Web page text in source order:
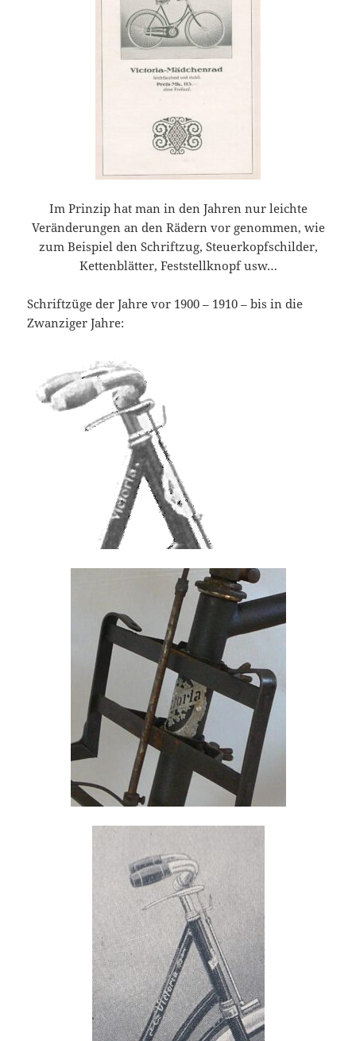
Im Prinzip hat man in den Jahren nur leichte
Veränderungen an den Rädern vor genommen, wie
zum Beispiel den Schriftzug, Steuerkopfschilder,
Kettenblätter, Feststellknopf usw…
Schriftzüge der Jahre vor 1900 – 1910 – bis in die
Zwanziger Jahre: